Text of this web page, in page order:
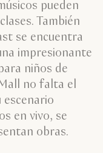
pueden
También
se encuentra
impresionante
niños de
no falta el
en vivo, se
obras.